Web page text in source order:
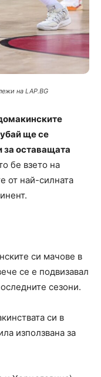
на LAP.BG
ще се
за оставащата
бе взето на
от най-силната
си мачове в
се е подвизавал
сезони.
си в
използвана за